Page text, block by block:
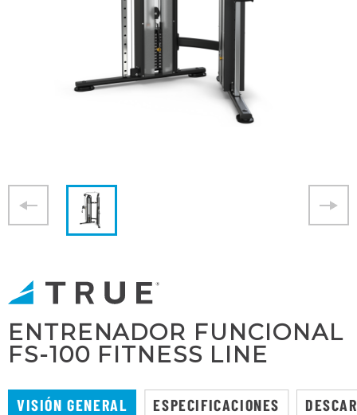
ENTRENADOR FUNCIONAL
FS-100 FITNESS LINE
VISIÓN GENERAL ESPECIFICACIONES